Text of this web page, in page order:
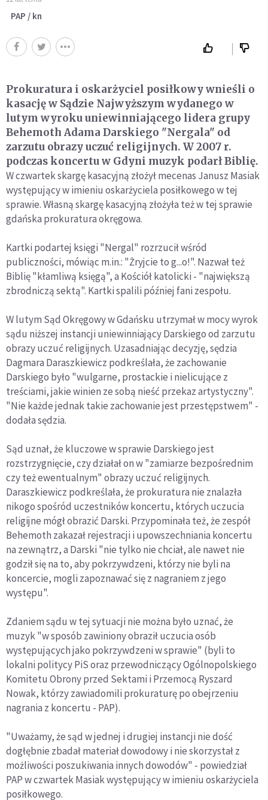
PAP / kn
Prokuratura i oskarżyciel posiłkowy wnieśli o
kasację w Sądzie Najwyższym wydanego w
lutym wyroku uniewinniającego lidera grupy
Behemoth Adama Darskiego "Nergala" od
zarzutu obrazy uczuć religijnych. W 2007 r.
podczas koncertu w Gdyni muzyk podarł Biblię.
W czwartek skargę kasacyjną złożył mecenas Janusz Masiak
występujący w imieniu oskarżyciela posiłkowego w tej
sprawie. Własną skargę kasacyjną złożyła też w tej sprawie
gdańska prokuratura okręgowa.
Kartki podartej księgi "Nergal" rozrzucił wśród
publiczności, mówiąc m.in.: "Żryjcie to g...o!". Nazwał też
Biblię "kłamliwą księgą", a Kościół katolicki - "największą
zbrodniczą sektą". Kartki spalili później fani zespołu.
W lutym Sąd Okręgowy w Gdańsku utrzymał w mocy wyrok
sądu niższej instancji uniewinniający Darskiego od zarzutu
obrazy uczuć religijnych. Uzasadniając decyzję, sędzia
Dagmara Daraszkiewicz podkreślała, że zachowanie
Darskiego było "wulgarne, prostackie i nielicujące z
treściami, jakie winien ze sobą nieść przekaz artystyczny".
"Nie każde jednak takie zachowanie jest przestępstwem" -
dodała sędzia.
Sąd uznał, że kluczowe w sprawie Darskiego jest
rozstrzygnięcie, czy działał on w "zamiarze bezpośrednim
czy też ewentualnym" obrazy uczuć religijnych.
Daraszkiewicz podkreślała, że prokuratura nie znalazła
nikogo spośród uczestników koncertu, których uczucia
religijne mógł obrazić Darski. Przypominała też, że zespół
Behemoth zakazał rejestracji i upowszechniania koncertu
na zewnątrz, a Darski "nie tylko nie chciał, ale nawet nie
godził się na to, aby pokrzywdzeni, którzy nie byli na
koncercie, mogli zapoznawać się z nagraniem z jego
występu".
Zdaniem sądu w tej sytuacji nie można było uznać, że
muzyk "w sposób zawiniony obraził uczucia osób
występujących jako pokrzywdzeni w sprawie" (byli to
lokalni politycy PiS oraz przewodniczący Ogólnopolskiego
Komitetu Obrony przed Sektami i Przemocą Ryszard
Nowak, którzy zawiadomili prokuraturę po obejrzeniu
nagrania z koncertu - PAP).
"Uważamy, że sąd w jednej i drugiej instancji nie dość
dogłębnie zbadał materiał dowodowy i nie skorzystał z
możliwości poszukiwania innych dowodów" - powiedział
PAP w czwartek Masiak występujący w imieniu oskarżyciela
posiłkowego.